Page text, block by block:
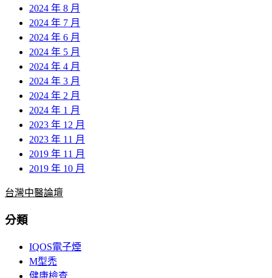
2024 年 8 月
2024 年 7 月
2024 年 6 月
2024 年 5 月
2024 年 4 月
2024 年 3 月
2024 年 2 月
2024 年 1 月
2023 年 12 月
2023 年 11 月
2019 年 11 月
2019 年 10 月
台灣中醫論壇
分類
IQOS電子煙
M型禿
健康檢查